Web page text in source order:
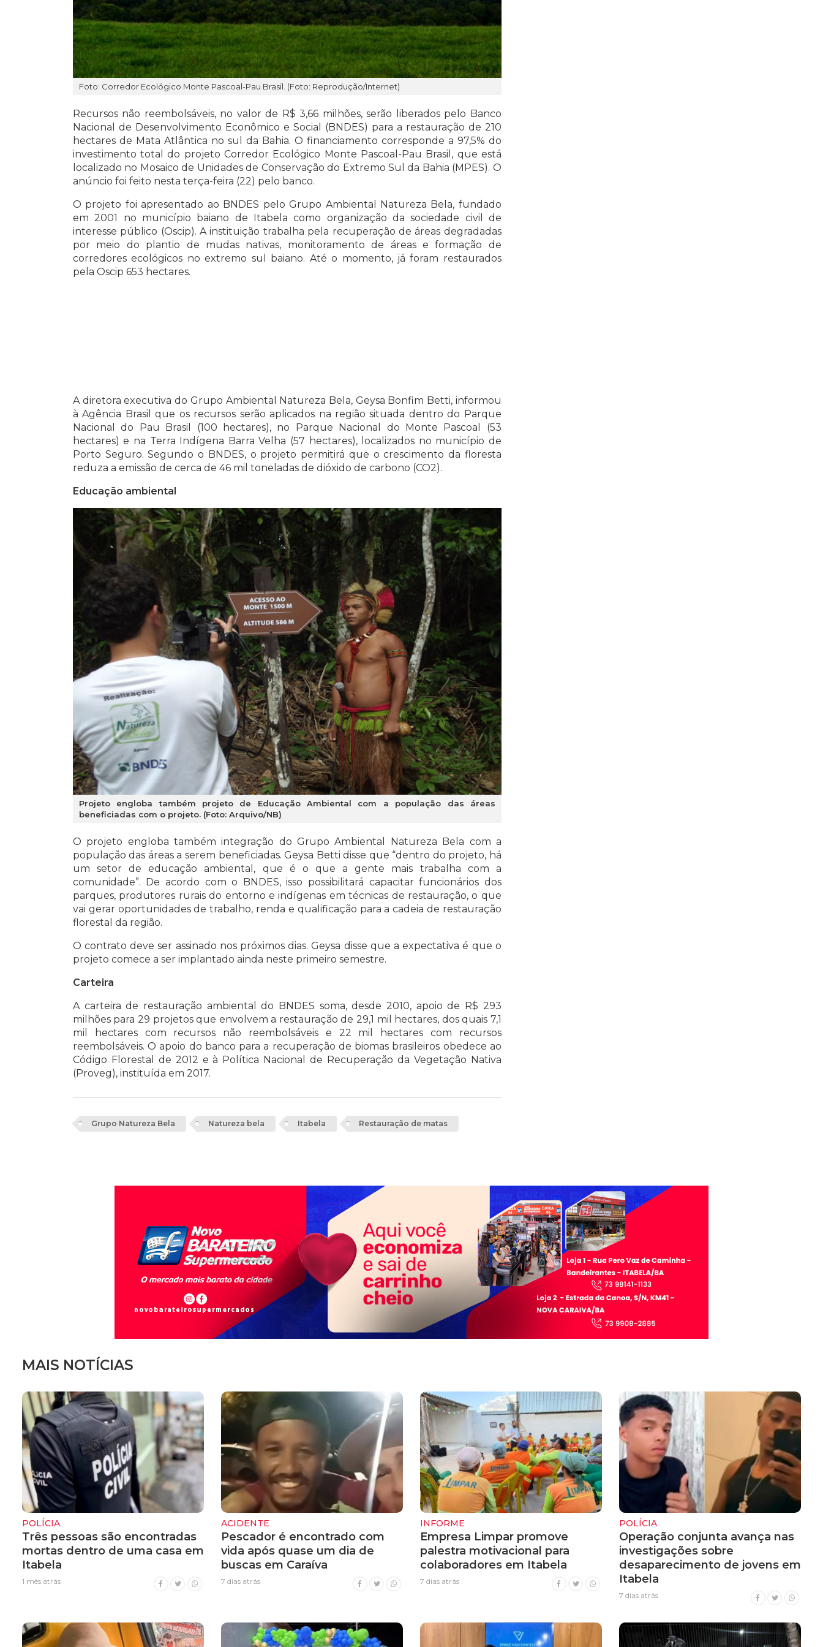
Foto: Corredor Ecológico Monte Pascoal-Pau Brasil. (Foto: Reprodução/Internet)
Recursos não reembolsáveis, no valor de R$ 3,66 milhões, serão liberados pelo Banco
Nacional de Desenvolvimento Econômico e Social (BNDES) para a restauração de 210
hectares de Mata Atlântica no sul da Bahia. O financiamento corresponde a 97,5% do
investimento total do projeto Corredor Ecológico Monte Pascoal-Pau Brasil, que está
localizado no Mosaico de Unidades de Conservação do Extremo Sul da Bahia (MPES). O
anúncio foi feito nesta terça-feira (22) pelo banco.
O projeto foi apresentado ao BNDES pelo Grupo Ambiental Natureza Bela, fundado
em 2001 no município baiano de Itabela como organização da sociedade civil de
interesse público (Oscip). A instituição trabalha pela recuperação de áreas degradadas
por meio do plantio de mudas nativas, monitoramento de áreas e formação de
corredores ecológicos no extremo sul baiano. Até o momento, já foram restaurados
pela Oscip 653 hectares.
A diretora executiva do Grupo Ambiental Natureza Bela, Geysa Bonfim Betti, informou
à Agência Brasil que os recursos serão aplicados na região situada dentro do Parque
Nacional do Pau Brasil (100 hectares), no Parque Nacional do Monte Pascoal (53
hectares) e na Terra Indígena Barra Velha (57 hectares), localizados no município de
Porto Seguro. Segundo o BNDES, o projeto permitirá que o crescimento da floresta
reduza a emissão de cerca de 46 mil toneladas de dióxido de carbono (CO2).
Educação ambiental
Projeto engloba também projeto de Educação Ambiental com a população das áreas
beneficiadas com o projeto. (Foto: Arquivo/NB)
O projeto engloba também integração do Grupo Ambiental Natureza Bela com a
população das áreas a serem beneficiadas. Geysa Betti disse que “dentro do projeto, há
um setor de educação ambiental, que é o que a gente mais trabalha com a
comunidade”. De acordo com o BNDES, isso possibilitará capacitar funcionários dos
parques, produtores rurais do entorno e indígenas em técnicas de restauração, o que
vai gerar oportunidades de trabalho, renda e qualificação para a cadeia de restauração
florestal da região.
O contrato deve ser assinado nos próximos dias. Geysa disse que a expectativa é que o
projeto comece a ser implantado ainda neste primeiro semestre.
Carteira
A carteira de restauração ambiental do BNDES soma, desde 2010, apoio de R$ 293
milhões para 29 projetos que envolvem a restauração de 29,1 mil hectares, dos quais 7,1
mil hectares com recursos não reembolsáveis e 22 mil hectares com recursos
reembolsáveis. O apoio do banco para a recuperação de biomas brasileiros obedece ao
Código Florestal de 2012 e à Política Nacional de Recuperação da Vegetação Nativa
(Proveg), instituída em 2017.
Grupo Natureza Bela Natureza bela Itabela Restauração de matas
MAIS NOTÍCIAS
POLÍCIA
Três pessoas são encontradas
mortas dentro de uma casa em
Itabela
1 mês atrás
ACIDENTE
Pescador é encontrado com
vida após quase um dia de
buscas em Caraíva
7 dias atrás
INFORME
Empresa Limpar promove
palestra motivacional para
colaboradores em Itabela
7 dias atrás
POLÍCIA
Operação conjunta avança nas
investigações sobre
desaparecimento de jovens em
Itabela
7 dias atrás